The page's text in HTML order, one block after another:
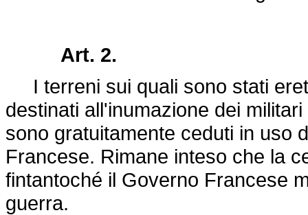
Art. 2.
I terreni sui quali sono stati
destinati all'inumazione dei
sono gratuitamente ceduti in uso
Francese. Rimane inteso che la
fintantoché il Governo Francese
guerra.